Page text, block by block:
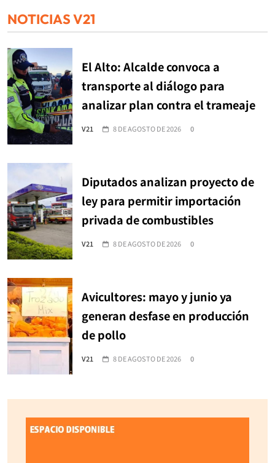
NOTICIAS V21
El Alto: Alcalde convoca a
transporte al diálogo para
analizar plan contra el trameaje
V21 8 DE AGOSTO DE 2026 0
Diputados analizan proyecto de
ley para permitir importación
privada de combustibles
V21 8 DE AGOSTO DE 2026 0
Avicultores: mayo y junio ya
generan desfase en producción
de pollo
V21 8 DE AGOSTO DE 2026 0